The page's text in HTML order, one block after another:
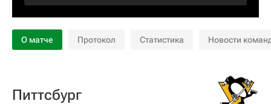
О матче Протокол Статистика Новости
Питтсбург